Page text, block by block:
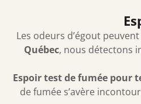
Les odeurs d’égout
Québec, nous détectons
Espoir test de fumée pour
de fumée s’avère